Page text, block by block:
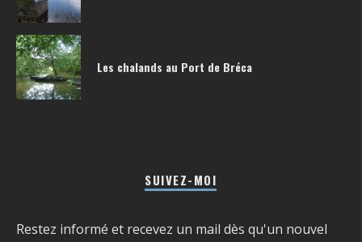
Les chalands au Port de Bréca
SUIVEZ-MOI
Restez informé et recevez un mail dès qu'un nouvel